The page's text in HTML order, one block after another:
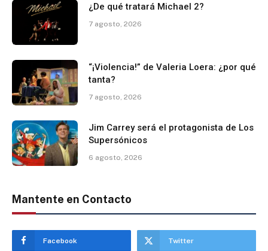
¿De qué tratará Michael 2?
7 agosto, 2026
“¡Violencia!” de Valeria Loera: ¿por qué
tanta?
7 agosto, 2026
Jim Carrey será el protagonista de Los
Supersónicos
6 agosto, 2026
Mantente en Contacto
Facebook Twitter